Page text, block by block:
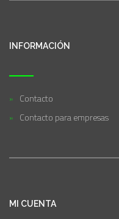
INFORMACIÓN
Contacto
Contacto para empresas
MI CUENTA